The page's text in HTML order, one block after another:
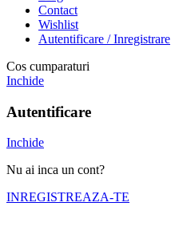
Contact
Wishlist
Autentificare / Inregistrare
Cos cumparaturi
Inchide
Autentificare
Inchide
Nu ai inca un cont?
INREGISTREAZA-TE